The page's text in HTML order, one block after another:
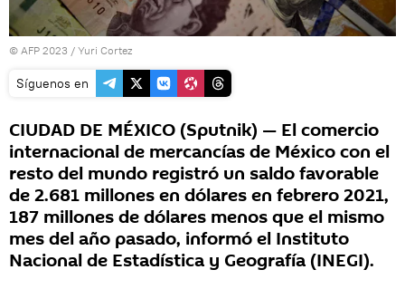
© AFP 2023 / Yuri Cortez
Síguenos en
CIUDAD DE MÉXICO (Sputnik) — El comercio
internacional de mercancías de México con el
resto del mundo registró un saldo favorable
de 2.681 millones en dólares en febrero 2021,
187 millones de dólares menos que el mismo
mes del año pasado, informó el Instituto
Nacional de Estadística y Geografía (INEGI).